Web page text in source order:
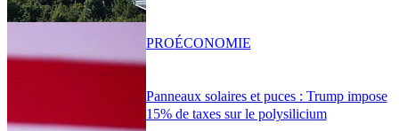
Panneaux solaires et puces : Trump impose
15% de taxes sur le polysilicium
PROÉCONOMIE